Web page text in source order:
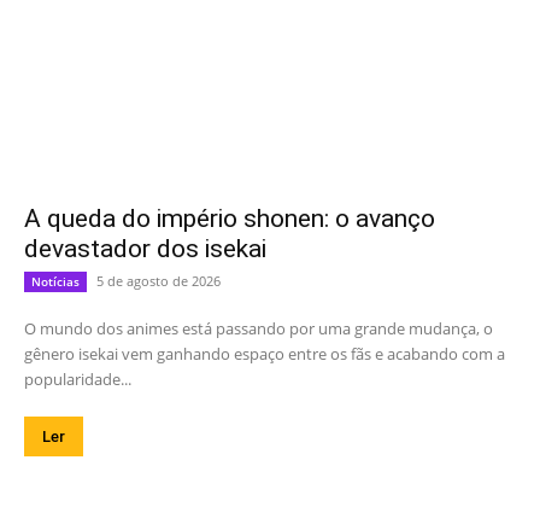
A queda do império shonen: o avanço
devastador dos isekai
Notícias 5 de agosto de 2026
O mundo dos animes está passando por uma grande mudança, o
gênero isekai vem ganhando espaço entre os fãs e acabando com a
popularidade...
Ler